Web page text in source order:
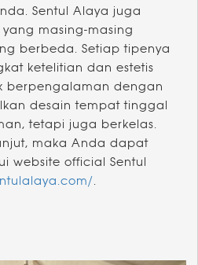
Sentul Alaya juga
masing-masing
berbeda. Setiap tipenya
ketelitian dan estetis
berpengalaman dengan
desain tempat tinggal
tetapi juga berkelas.
maka Anda dapat
website official Sentul
.